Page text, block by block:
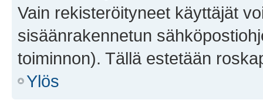
Vain rekisteröityneet käyttäjät
sisäänrakennetun
toiminnon). Tällä estetään
Ylös